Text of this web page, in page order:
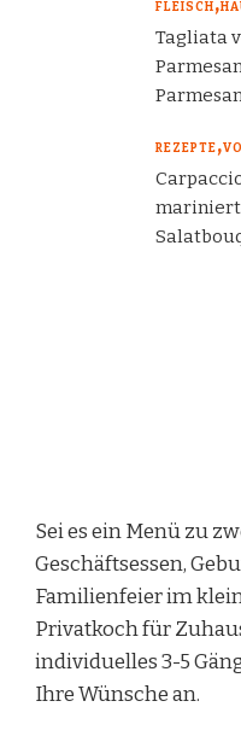
FLEISCH
Tagliata
REZEPTE
Sei es ein Menü zu
Geschäftsessen,
Familienfeier im
Privatkoch für
individuelles 3-5
Ihre Wünsche an.